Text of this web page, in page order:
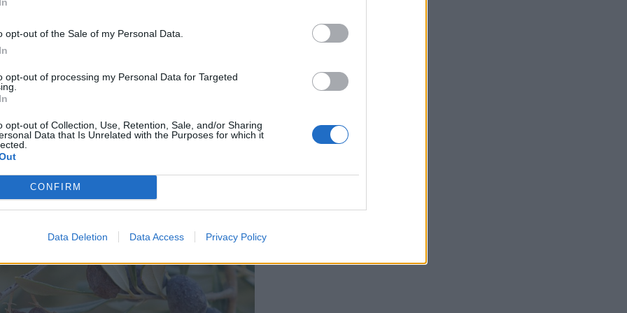
opt-out of the Sale of my Personal Data.
opt-out of processing my Personal Data for Targeted
opt-out of Collection, Use, Retention, Sale, and/or Sharing
Data that Is Unrelated with the Purposes for which it
CONFIRM
Data Deletion Data Access Privacy Policy
έστω και αν αυτό δεν με βολεύει και έχει
μένα, δεν μπαίνω να μαζέψω όλα τα δέντρα
διαχωρισμό περιοχών με δέντρα τα
άρα και καλύτερα κλαδάκια που δεν
αρκετές περιπτώσεις ανθρώπων που
κατάπτωση γενικά στα δέντρα τους μετά τη
κατευθείαν μπορεί να παρουσιαστεί αρκετά
δύο εβδομάδες πιο μετά. Αυτά είναι σημάδια
δυσκολιών που φέρνει και η συγκομιδή».